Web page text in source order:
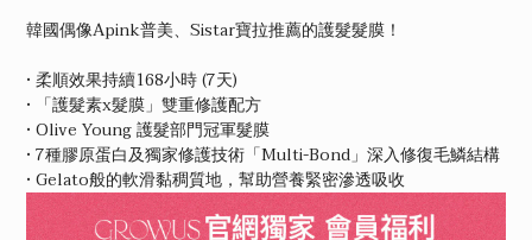
韓國偶像Apink普美、Sistar寶拉推薦的護髮髮膜！
• 柔順效果持續168小時 (7天)
• 「護髮素x髮膜」雙重修護配方
• Olive Young 護髮部門冠軍髮膜
• 7種膠原蛋白及獨家修護技術「Multi-Bond」深入修復毛鱗結構
• Gelato般的軟滑黏稠質地，幫助營養緊密滲透吸收